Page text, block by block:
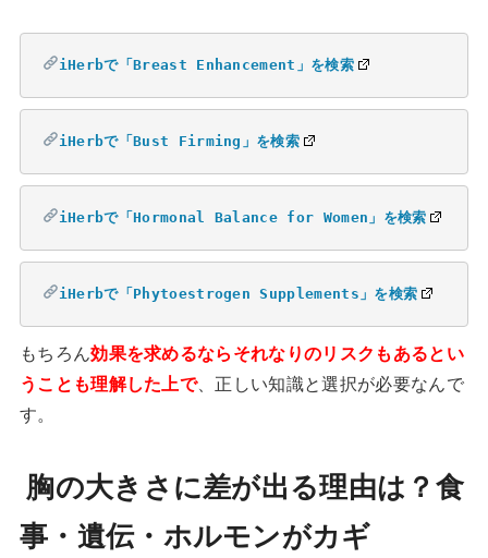
iHerbで「Breast Enhancement」を検索
iHerbで「Bust Firming」を検索
iHerbで「Hormonal Balance for Women」を検索
iHerbで「Phytoestrogen Supplements」を検索
もちろん効果を求めるならそれなりのリスクもあるとい
うことも理解した上で、正しい知識と選択が必要なんで
す。
胸の大きさに差が出る理由は？食
事・遺伝・ホルモンがカギ